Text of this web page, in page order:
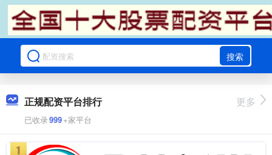
搜索
正规配资平台排行
已收录999+家平台
更多